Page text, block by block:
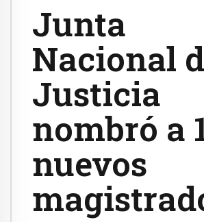
Junta
Nacional
Justicia
nombró a
nuevos